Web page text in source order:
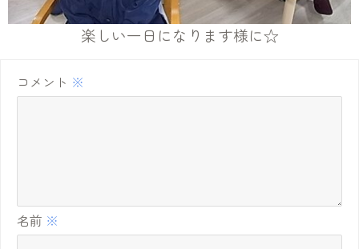
楽しい一日になります様に☆
コメント ※
名前 ※